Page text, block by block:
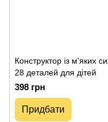
Конструктор із м'яких
28 деталей для дітей
398 грн
Придбати